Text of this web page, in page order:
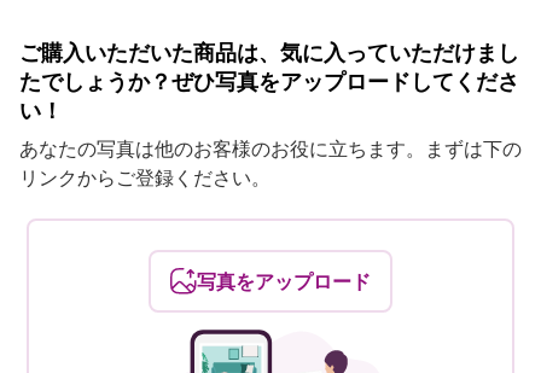
ご購入いただいた商品は、気に入っていただけまし
たでしょうか？ぜひ写真をアップロードしてくださ
い！
あなたの写真は他のお客様のお役に立ちます。まずは下の
リンクからご登録ください。
写真をアップロード